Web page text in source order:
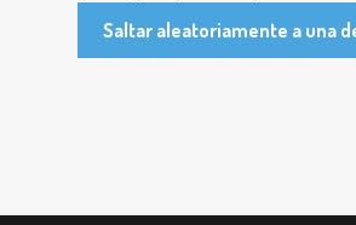
Saltar aleatoriamente a una